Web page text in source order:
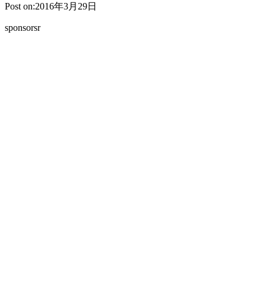
Post on:2016年3月29日
sponsorsr